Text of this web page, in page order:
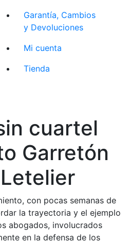
Garantía, Cambios
y Devoluciones
Mi cuenta
Tienda
cuartel
Garretón
con pocas semanas de
la trayectoria y el ejemplo
abogados, involucrados
en la defensa de los